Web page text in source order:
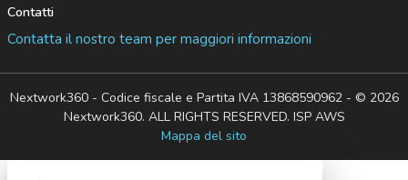
Contatti
Contatta il nostro team per maggiori informazioni
Nextwork360 - Codice fiscale e Partita IVA 13868590962 - © 2026
Nextwork360. ALL RIGHTS RESERVED. ISP AWS
Mappa del sito